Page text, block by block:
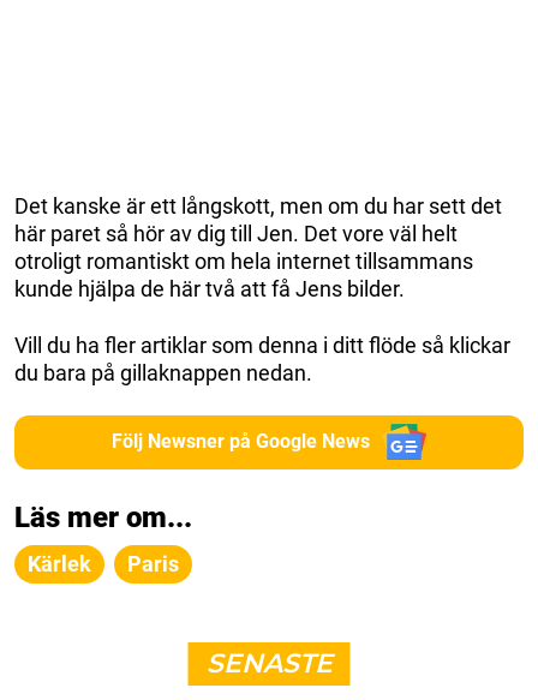
Det kanske är ett långskott, men om du har sett det
här paret så hör av dig till Jen. Det vore väl helt
otroligt romantiskt om hela internet tillsammans
kunde hjälpa de här två att få Jens bilder.
Vill du ha fler artiklar som denna i ditt flöde så klickar
du bara på gillaknappen nedan.
Följ Newsner på Google News
Läs mer om...
Kärlek Paris
SENASTE